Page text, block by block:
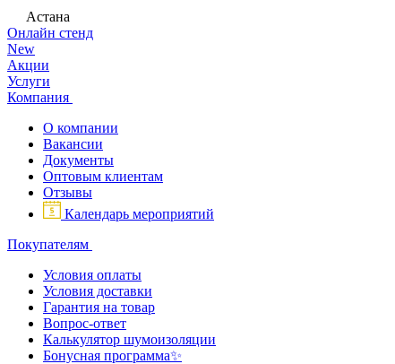
Астана
Онлайн стенд
New
Акции
Услуги
Компания
О компании
Вакансии
Документы
Оптовым клиентам
Отзывы
Календарь мероприятий
Покупателям
Условия оплаты
Условия доставки
Гарантия на товар
Вопрос-ответ
Калькулятор шумоизоляции
Бонусная программа✨